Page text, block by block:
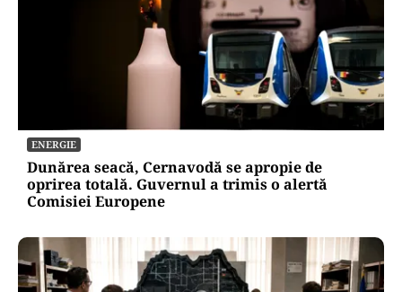
ENERGIE
Dunărea seacă, Cernavodă se apropie de
oprirea totală. Guvernul a trimis o alertă
Comisiei Europene